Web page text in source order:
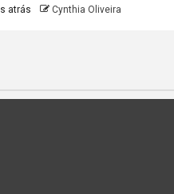
atrás Cynthia Oliveira